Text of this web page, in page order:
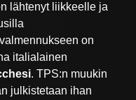
lähtenyt liikkeelle ja
on
italialainen
. TPS:n muukin
julkistetaan ihan